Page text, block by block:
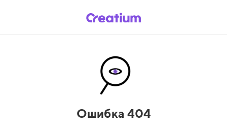
Ошибка 404